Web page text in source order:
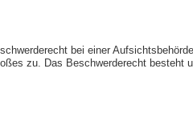
bei einer
zu. Das Beschwerderecht besteht